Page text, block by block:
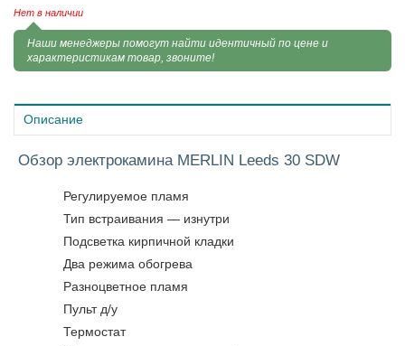
Нет в наличии
Наши менеджеры помогут найти идентичный по цене и
характеристикам товар, звоните!
Описание
Обзор электрокамина MERLIN Leeds 30 SDW
Регулируемое пламя
Тип встраивания — изнутри
Подсветка кирпичной кладки
Два режима обогрева
Разноцветное пламя
Пульт д/у
Термостат